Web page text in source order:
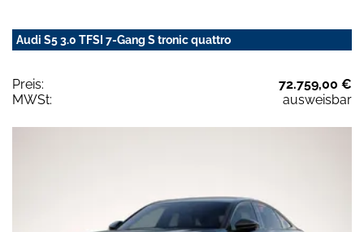
Audi S5 3.0 TFSI 7-Gang S tronic quattro
Preis:
72.759,00 €
MWSt:
ausweisbar